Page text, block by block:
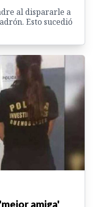
al dispararle a
Esto sucedió
amiga'